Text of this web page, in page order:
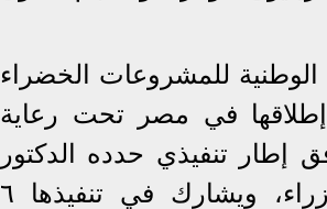
الوطنية للمشروعات الخضراء
في مصر تحت رعاية
إطار تنفيذي حدده الدكتور
مصطفى مدبولي، رئيس مجلس الوزراء، ويشارك في تنفيذها ٦